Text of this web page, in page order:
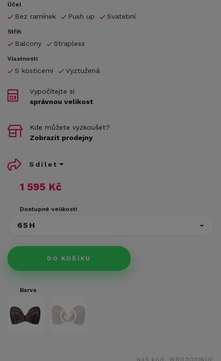
Účel
Bez ramínek Push up Svatební
Střih
Balcony Strapless
Vlastnosti
S kosticemi Vyztužená
1 595 Kč
Dostupné velikosti
65H
DO KOŠÍKU
Vypočítejte si
správnou velikost
Kde můžete vyzkoušet?
Zobrazit prodejny
Sdílet
Barva